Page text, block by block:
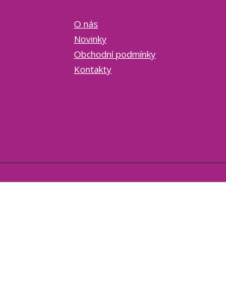
O nás
Novinky
Obchodní podmínky
Kontakty